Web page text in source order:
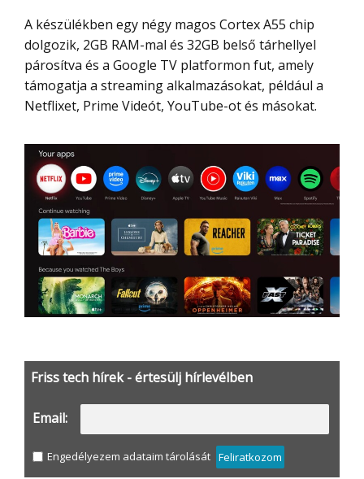
A készülékben egy négy magos Cortex A55 chip
dolgozik, 2GB RAM-mal és 32GB belső tárhellyel
párosítva és a Google TV platformon fut, amely
támogatja a streaming alkalmazásokat, például a
Netflixet, Prime Videót, YouTube-ot és másokat.
Friss tech hírek - értesülj hírlevélben
Email:
Engedélyezem adataim tárolását Feliratkozom